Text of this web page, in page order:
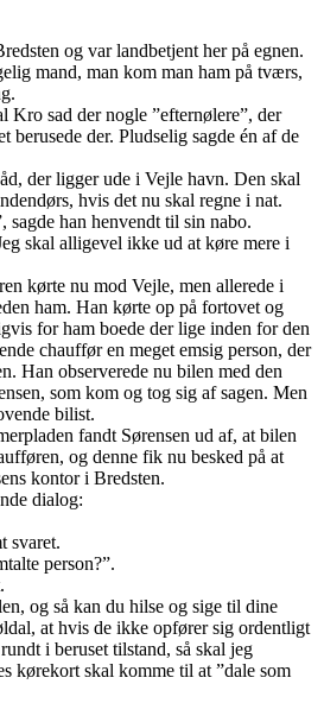
og var landbetjent her på egnen.
mand, man kom man ham på tværs,
Kro sad der nogle ”efternølere”, der
berusede der. Pludselig sagde én af de
der ligger ude i Vejle havn. Den skal
hvis det nu skal regne i nat.
han henvendt til sin nabo.
skal alligevel ikke ud at køre mere i
kørte nu mod Vejle, men allerede i
ham. Han kørte op på fortovet og
for ham boede der lige inden for den
chauffør en meget emsig person, der
Han observerede nu bilen med den
som kom og tog sig af sagen. Men
bilist.
fandt Sørensen ud af, at bilen
og denne fik nu besked på at
kontor i Bredsten.
dialog:
svaret.
person?”.
og så kan du hilse og sige til dine
at hvis de ikke opfører sig ordentligt
i beruset tilstand, så skal jeg
kørekort skal komme til at ”dale som